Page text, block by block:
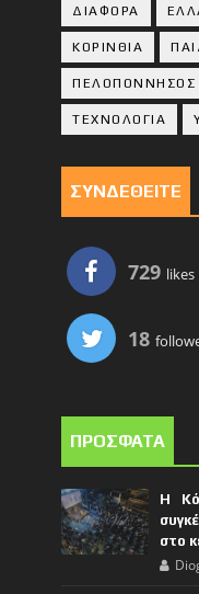
ΔΙΑΦΟΡΑ
ΚΟΡΙΝΘΙA
ΠΕΛΟΠΟΝΝΗΣΟΣ
ΤΕΧΝΟΛΟΓΙΑ
ΣΥΝΔΕΘΕΙΤΕ
729 likes
18
ΠΡΟΣΦΑΤΑ
Η
στο